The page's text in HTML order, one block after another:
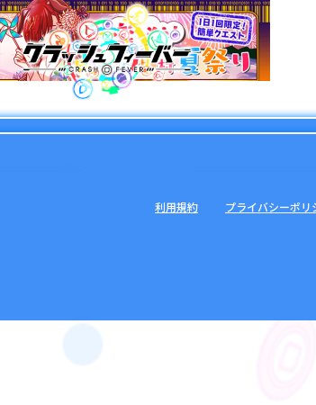
利用規約 プライバシーポリ